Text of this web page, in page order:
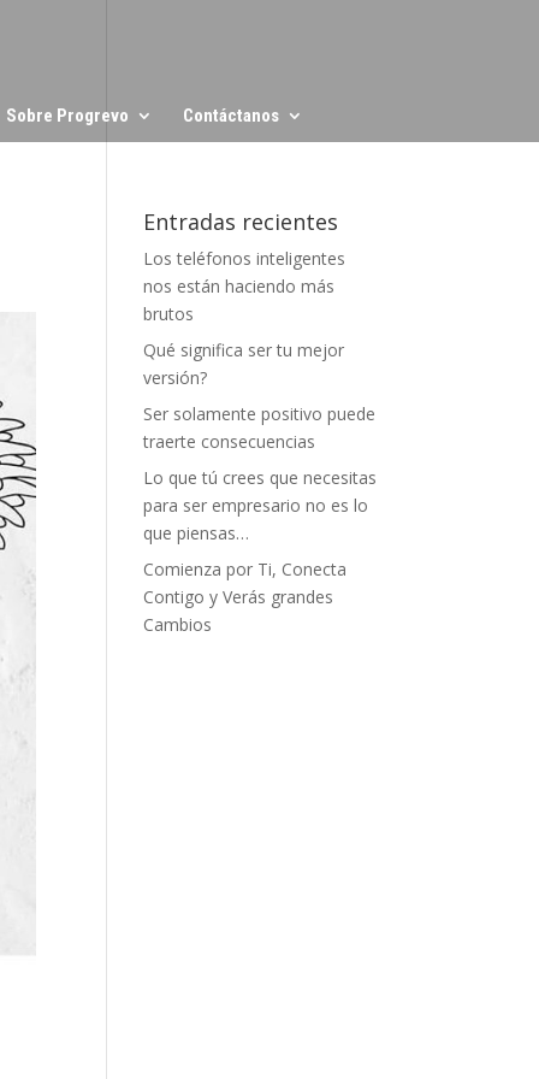
Sobre Progrevo Contáctanos
Entradas recientes
Los teléfonos inteligentes
nos están haciendo más
brutos
Qué significa ser tu mejor
versión?
Ser solamente positivo puede
traerte consecuencias
Lo que tú crees que necesitas
para ser empresario no es lo
que piensas…
Comienza por Ti, Conecta
Contigo y Verás grandes
Cambios